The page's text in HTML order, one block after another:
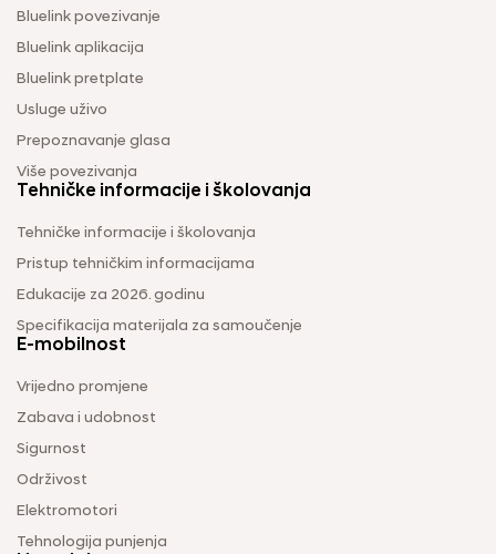
Bluelink povezivanje
Bluelink aplikacija
Bluelink pretplate
Usluge uživo
Prepoznavanje glasa
Više povezivanja
Tehničke informacije i školovanja
Tehničke informacije i školovanja
Pristup tehničkim informacijama
Edukacije za 2026. godinu
Specifikacija materijala za samoučenje
E-mobilnost
Vrijedno promjene
Zabava i udobnost
Sigurnost
Održivost
Elektromotori
Tehnologija punjenja